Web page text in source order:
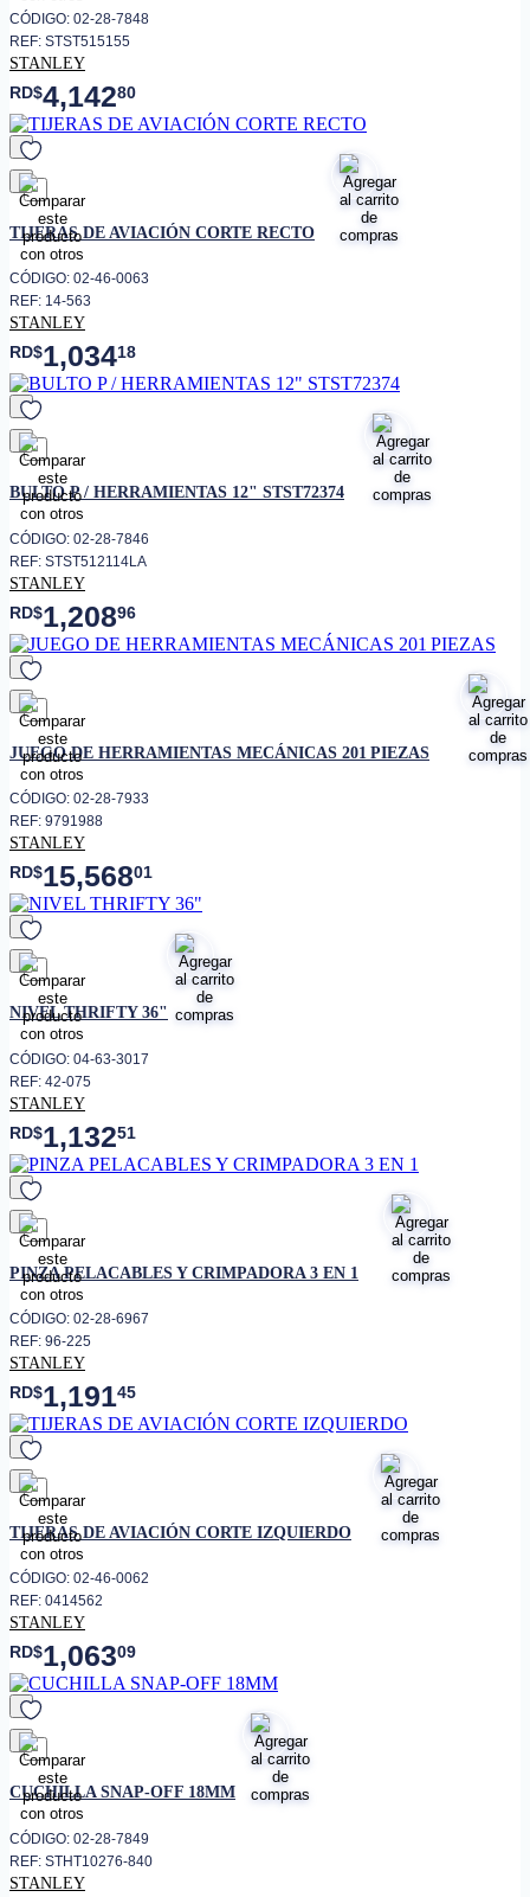
CÓDIGO: 02-28-7848
REF: STST515155
STANLEY
RD$4,14280
favorito
TIJERAS DE AVIACIÓN CORTE RECTO
CÓDIGO: 02-46-0063
REF: 14-563
STANLEY
RD$1,03418
favorito
BULTO P / HERRAMIENTAS 12" STST72374
CÓDIGO: 02-28-7846
REF: STST512114LA
STANLEY
RD$1,20896
favorito
JUEGO DE HERRAMIENTAS MECÁNICAS 201 PIEZAS
CÓDIGO: 02-28-7933
REF: 9791988
STANLEY
RD$15,56801
favorito
NIVEL THRIFTY 36"
CÓDIGO: 04-63-3017
REF: 42-075
STANLEY
RD$1,13251
favorito
PINZA PELACABLES Y CRIMPADORA 3 EN 1
CÓDIGO: 02-28-6967
REF: 96-225
STANLEY
RD$1,19145
favorito
TIJERAS DE AVIACIÓN CORTE IZQUIERDO
CÓDIGO: 02-46-0062
REF: 0414562
STANLEY
RD$1,06309
favorito
CUCHILLA SNAP-OFF 18MM
CÓDIGO: 02-28-7849
REF: STHT10276-840
STANLEY